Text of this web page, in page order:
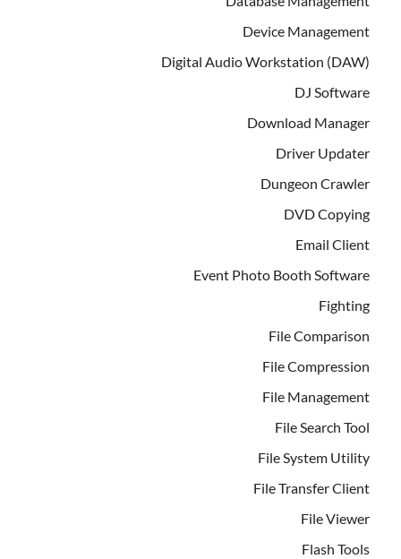
Device Management
Digital Audio Workstation (DAW)
DJ Software
Download Manager
Driver Updater
Dungeon Crawler
DVD Copying
Email Client
Event Photo Booth Software
Fighting
File Comparison
File Compression
File Management
File Search Tool
File System Utility
File Transfer Client
File Viewer
Flash Tools